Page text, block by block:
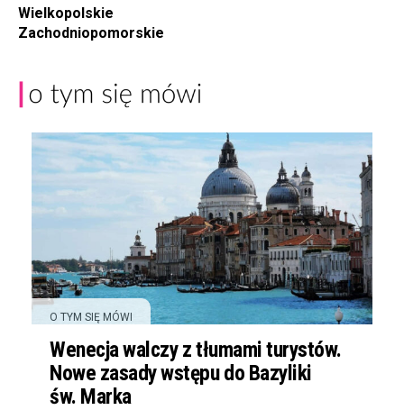
Wielkopolskie
Zachodniopomorskie
O TYM SIĘ MÓWI
Wenecja walczy z tłumami turystów.
Nowe zasady wstępu do Bazyliki
św. Marka